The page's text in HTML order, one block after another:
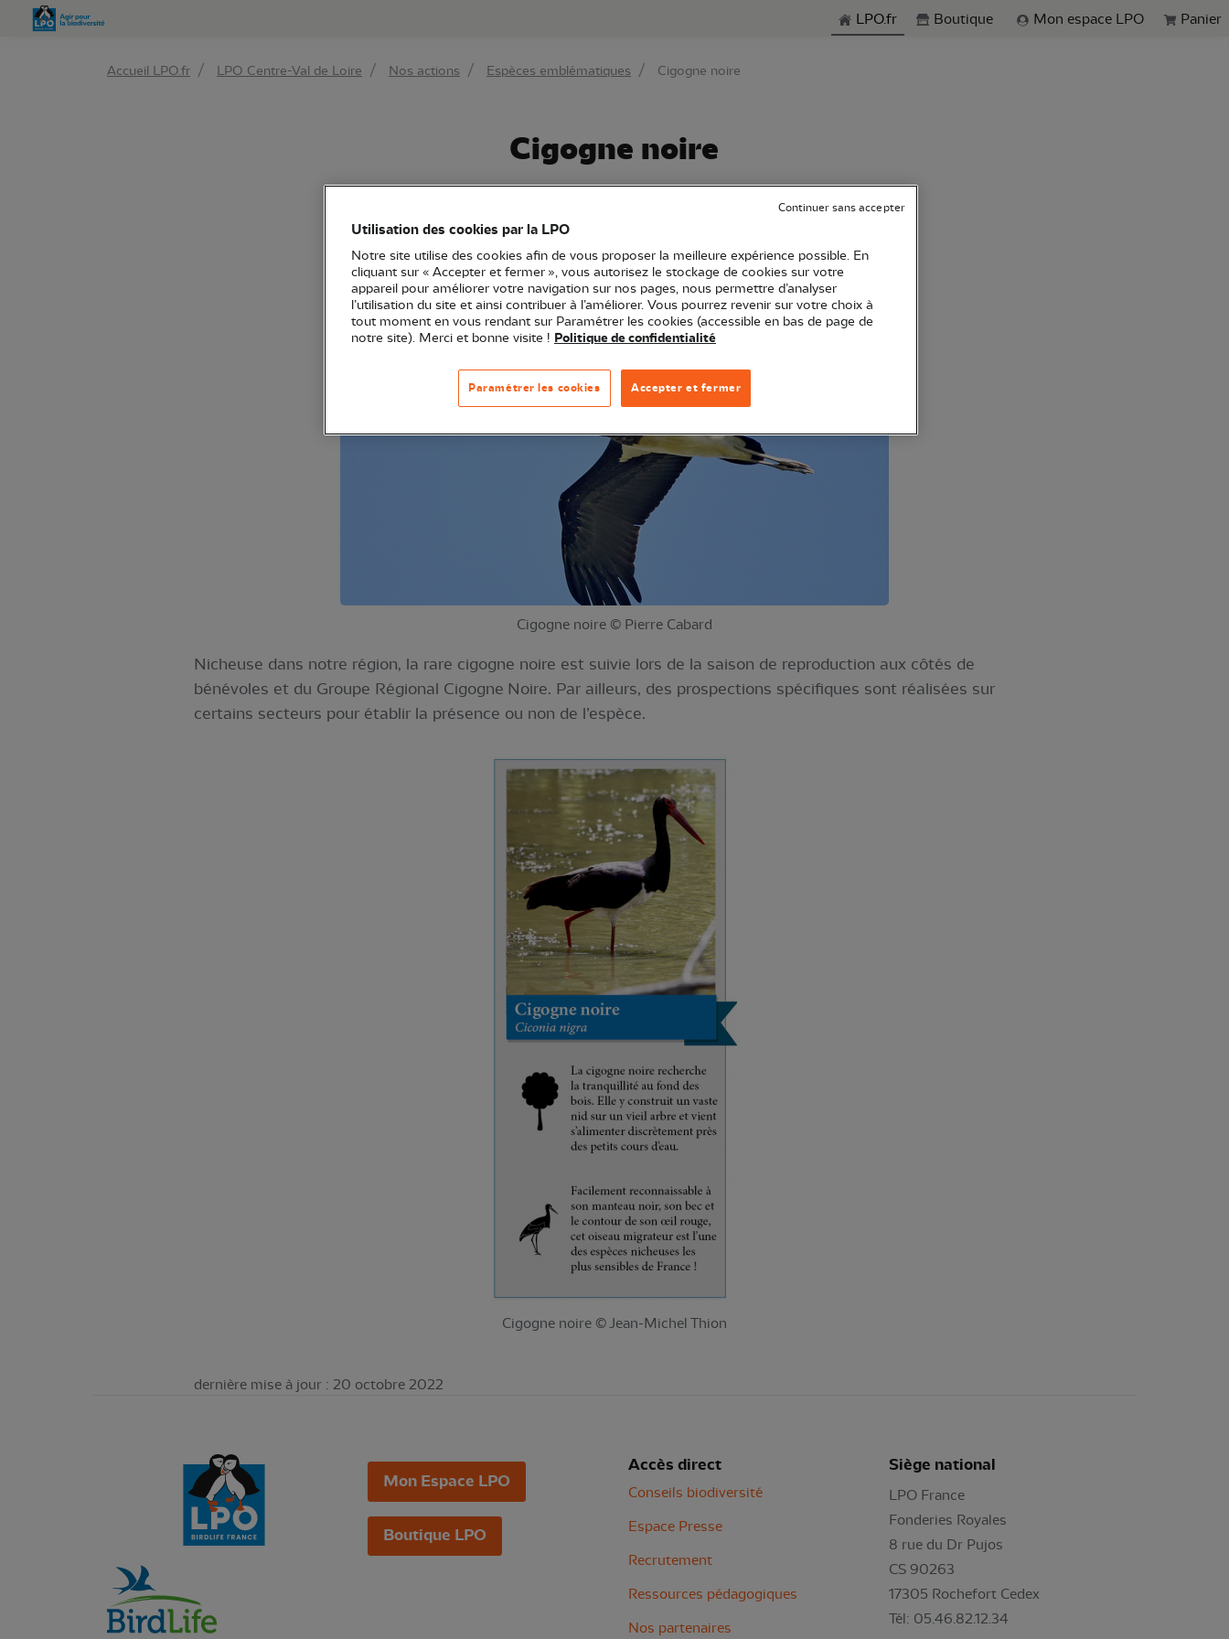
Aller à la rechercheLPO.fr Boutique Mon espace LPO Panier
Accueil LPO.fr LPO Centre-Val de Loire Nos actions Espèces emblématiques Cigogne noire
Cigogne noire
Cigogne noire © Pierre Cabard
Nicheuse dans notre région, la rare cigogne noire est suivie lors de la saison de reproduction aux côtés de
bénévoles et du Groupe Régional Cigogne Noire. Par ailleurs, des prospections spécifiques sont réalisées sur
certains secteurs pour établir la présence ou non de l’espèce.
Cigogne noire © Jean-Michel Thion
dernière mise à jour : 20 octobre 2022
Mon Espace LPO
Boutique LPO
Accès direct
Conseils biodiversité
Espace Presse
Recrutement
Ressources pédagogiques
Nos partenaires
Siège national
LPO France
Fonderies Royales
8 rue du Dr Pujos
CS 90263
17305 Rochefort Cedex
Tél: 05.46.82.12.34
Utilisation des cookies par la LPO
Notre site utilise des cookies afin de vous proposer la meilleure expérience possible. En
cliquant sur « Accepter et fermer », vous autorisez le stockage de cookies sur votre
appareil pour améliorer votre navigation sur nos pages, nous permettre d’analyser
l’utilisation du site et ainsi contribuer à l’améliorer. Vous pourrez revenir sur votre choix à
tout moment en vous rendant sur Paramétrer les cookies (accessible en bas de page de
notre site). Merci et bonne visite ! Politique de confidentialité
Accepter et fermer
Paramétrer les cookies
Continuer sans accepter